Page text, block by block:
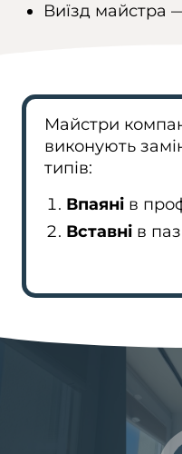
Виїзд майстра
Майстри
виконують
типів:
Впаяні в
Вставні в паз